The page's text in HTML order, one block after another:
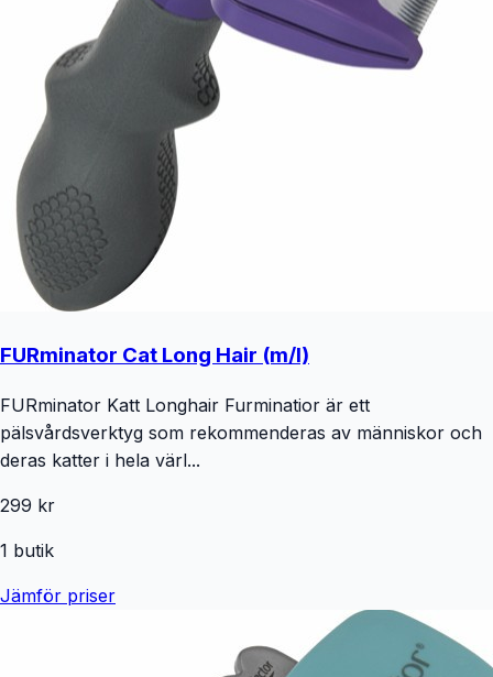
FURminator Cat Long Hair (m/l)
FURminator Katt Longhair Furminatior är ett
pälsvårdsverktyg som rekommenderas av människor och
deras katter i hela värl...
299 kr
1 butik
Jämför priser